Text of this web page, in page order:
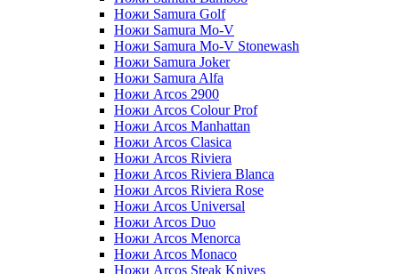
Ножи Samura Golf
Ножи Samura Mo-V
Ножи Samura Mo-V Stonewash
Ножи Samura Joker
Ножи Samura Alfa
Ножи Arcos 2900
Ножи Arcos Colour Prof
Ножи Arcos Manhattan
Ножи Arcos Clasica
Ножи Arcos Riviera
Ножи Arcos Riviera Blanca
Ножи Arcos Riviera Rose
Ножи Arcos Universal
Ножи Arcos Duo
Ножи Arcos Menorca
Ножи Arcos Monaco
Ножи Arcos Steak Knives